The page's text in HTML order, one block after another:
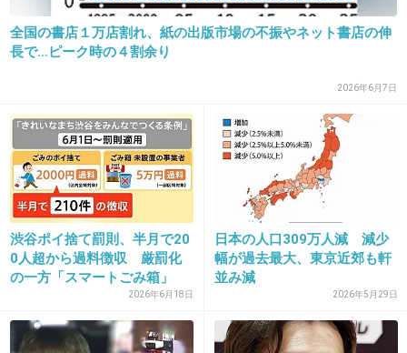
27. 匿名2015/07/20(月) 15:56:44
決まる前になんで気づかなかったのかな…
年々暑くなってるし５年後なんて雨とかどうな
るのか…(´・ω・｀)
+68
日本の暑さに慣れてないお客さんも心配だけ
ど、
体をすごい精度でチューニングしている選手が
心配。
全国の書店１万店割れ、紙の出版市場の不振やネット書店の伸
長で…ピーク時の４割余り
2026年6月7日
渋谷ポイ捨て罰則、半月で20
0人超から過料徴収 厳罰化
の一方「スマートごみ箱」
2026年6月18日
日本の人口309万人減 減少
幅が過去最大、東京近郊も軒
並み減
2026年5月29日